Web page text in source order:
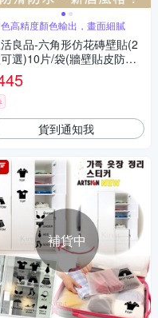
高精度顏色輸出，畫面細膩
良品-六角形仿花磚壁貼(2
選)10片/袋(牆壁貼皮防水
貼,復古奢華風格壁紙,仿六角
牆貼,大膽跳色系DIY裝飾
料貼片,模擬磁磚牆面家飾貼
)
貨到通知我
補貨中